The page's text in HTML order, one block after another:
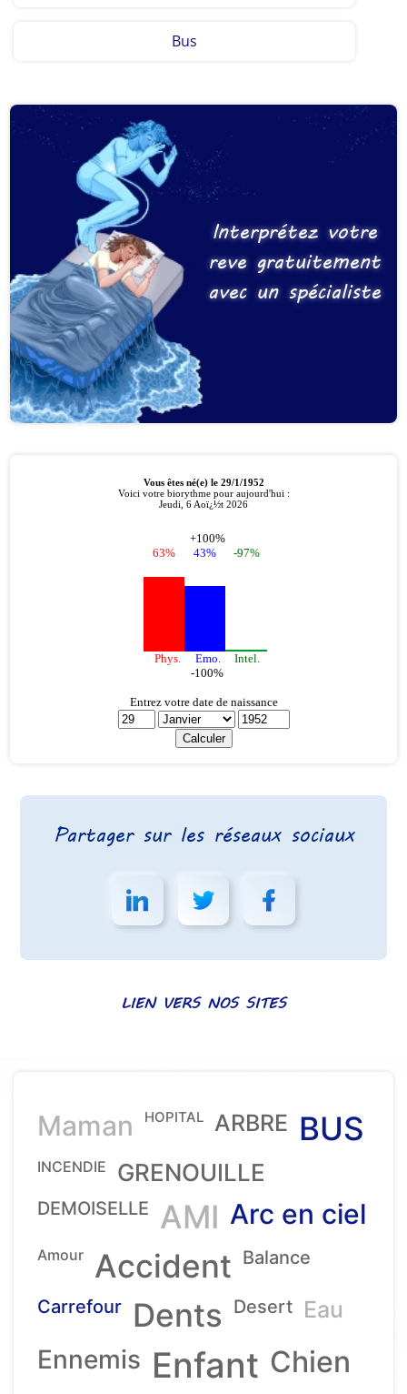
Bus
Interprétez votre
reve gratuitement
avec un spécialiste
Partager sur les réseaux sociaux
LIEN VERS NOS SITES
Maman HOPITAL ARBRE BUS
INCENDIE GRENOUILLE
DEMOISELLE AMI Arc en ciel
Amour Accident Balance
Carrefour Dents Desert Eau
Ennemis Enfant Chien